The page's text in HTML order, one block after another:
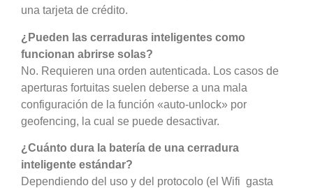
una tarjeta de crédito.
¿Pueden las cerraduras inteligentes como
funcionan abrirse solas?
No. Requieren una orden autenticada. Los casos de
aperturas fortuitas suelen deberse a una mala
configuración de la función «auto-unlock» por
geofencing, la cual se puede desactivar.
¿Cuánto dura la batería de una cerradura
inteligente estándar?
Dependiendo del uso y del protocolo (el Wifi gasta